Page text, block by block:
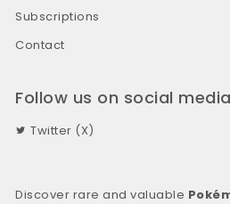
Subscriptions
Contact
Follow us on social media
Twitter (X)
Discover rare and valuable